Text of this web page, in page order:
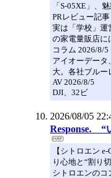
「S-05XE」、
PRレビュー記
実は「学校」運
の家電量販店に
コラム 2026/8/5
アイオーデータ
大。各社ブルー
AV 2026/8/5
DJI、32ビ
2026/08/05
Response. “
【シトロエン
り心地と“割り
シトロエンのコ